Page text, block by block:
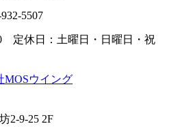
5507
定休日：土曜日・日曜日・祝
2-9-25 2F